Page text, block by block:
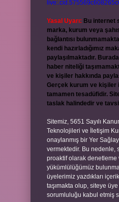
Yasal Uyarı: Bu internet
marka, kurum veya
bağlantısı
kendi hazırladığımız
paylaşılmaktadır.
haber niteliği
ve kişiler hakkında
Gerçek kurum ve kişiler
tamamen tesadüfidir.
taslak halindedir ve
Sitemiz, 5651 Sayılı
Teknolojileri ve İletişim
onaylanmış bir Yer
vermektedir. Bu nedenle,
proaktif olarak denetleme
yükümlülüğümüz
üyelerimiz yazdıkları
taşımakta olup, siteye
sorumluluğu kabul etmiş